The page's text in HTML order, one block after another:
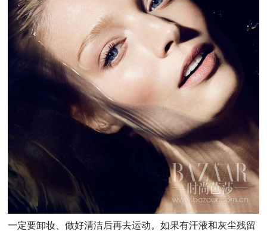
一定要卸妆、做好清洁后再去运动。如果有汗液和灰尘残留